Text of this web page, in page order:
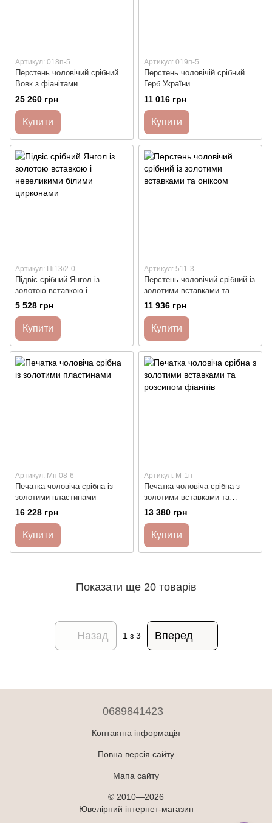
Артикул: 018п-5
Перстень чоловічий срібний
Вовк з фіанітами
25 260 грн
Купити
Артикул: 019п-5
Перстень чоловічій срібний
Герб України
11 016 грн
Купити
Артикул: Пі13/2-0
Підвіс срібний Янгол із
золотою вставкою і
невеликими білими цирконами
5 528 грн
Купити
Артикул: 511-3
Перстень чоловічий срібний із
золотими вставками та
оніксом
11 936 грн
Купити
Артикул: Мп 08-6
Печатка чоловіча срібна із
золотими пластинами
16 228 грн
Купити
Артикул: М-1н
Печатка чоловіча срібна з
золотими вставками та
розсипом фіанітів
13 380 грн
Купити
Показати ще 20 товарів
Назад 1 з 3 Вперед
0689841423
Контактна інформація
Повна версія сайту
Мапа сайту
© 2010—2026
Ювелірний інтернет-магазин